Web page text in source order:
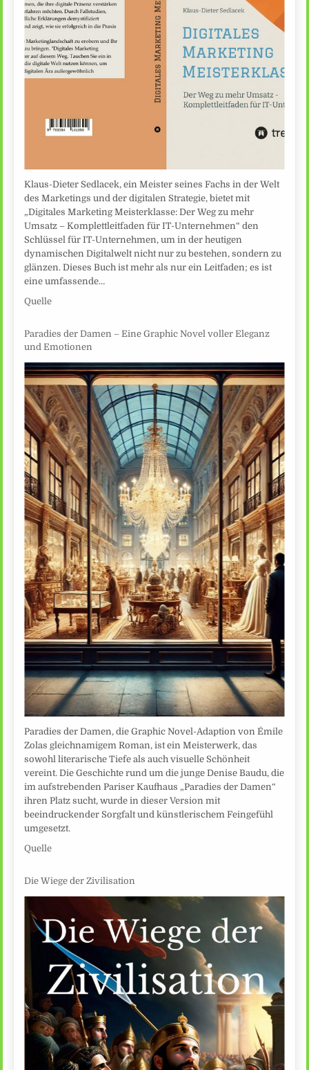
Klaus-Dieter Sedlacek, ein Meister seines Fachs in der Welt
des Marketings und der digitalen Strategie, bietet mit
„Digitales Marketing Meisterklasse: Der Weg zu mehr
Umsatz – Komplettleitfaden für IT-Unternehmen“ den
Schlüssel für IT-Unternehmen, um in der heutigen
dynamischen Digitalwelt nicht nur zu bestehen, sondern zu
glänzen. Dieses Buch ist mehr als nur ein Leitfaden; es ist
eine umfassende…
Quelle
Paradies der Damen – Eine Graphic Novel voller Eleganz
und Emotionen
Paradies der Damen, die Graphic Novel-Adaption von Émile
Zolas gleichnamigem Roman, ist ein Meisterwerk, das
sowohl literarische Tiefe als auch visuelle Schönheit
vereint. Die Geschichte rund um die junge Denise Baudu, die
im aufstrebenden Pariser Kaufhaus „Paradies der Damen“
ihren Platz sucht, wurde in dieser Version mit
beeindruckender Sorgfalt und künstlerischem Feingefühl
umgesetzt.
Quelle
Die Wiege der Zivilisation